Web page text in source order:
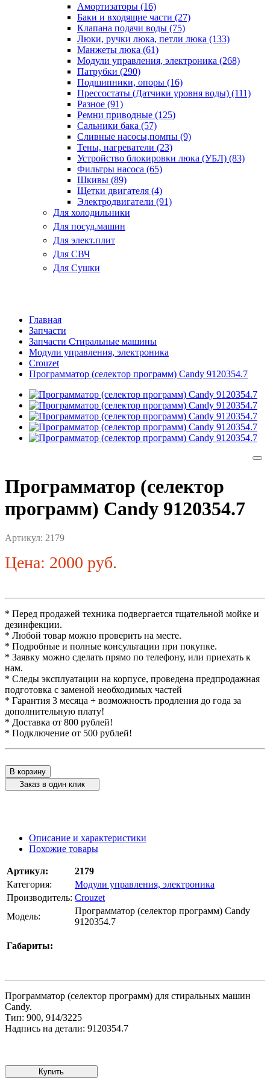
Амортизаторы (16)
Баки и входящие части (27)
Клапана подачи воды (75)
Люки, ручки люка, петли люка (133)
Манжеты люка (61)
Модули управления, электроника (268)
Патрубки (290)
Подшипники, опоры (16)
Прессостаты (Датчики уровня воды) (111)
Разное (91)
Ремни приводные (125)
Сальники бака (57)
Сливные насосы,помпы (9)
Тены, нагреватели (23)
Устройство блокировки люка (УБЛ) (83)
Фильтры насоса (65)
Шкивы (89)
Щетки двигателя (4)
Электродвигатели (91)
Для холодильники
Для посуд.машин
Для элект.плит
Для СВЧ
Для Сушки
Главная
Запчасти
Запчасти Стиральные машины
Модули управления, электроника
Crouzet
Программатор (селектор программ) Candy 9120354.7
Программатор (селектор
программ) Candy 9120354.7
Артикул: 2179
Цена: 2000 руб.
* Перед продажей техника подвергается тщательной мойке и
дезинфекции.
* Любой товар можно проверить на месте.
* Подробные и полные консультации при покупке.
* Заявку можно сделать прямо по телефону, или приехать к
нам.
* Следы эксплуатации на корпусе, проведена предпродажная
подготовка с заменой необходимых частей
* Гарантия 3 месяца + возможность продления до года за
дополнительную плату!
* Доставка от 800 рублей!
* Подключение от 500 рублей!
В корзину
Заказ в один клик
Описание и характеристики
Похожие товары
Артикул:
2179
Категория:
Модули управления, электроника
Производитель: Crouzet
Модель:
Программатор (селектор программ) Candy
9120354.7
Габариты:
Программатор (селектор программ) для стиральных машин
Candy.
Тип: 900, 914/3225
Надпись на детали: 9120354.7